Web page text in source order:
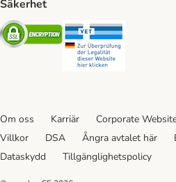
Säkerhet
Security
Om oss Karriär Corporate
Villkor
DSA Ångra avtalet här
Dataskydd
Tillgänglighetspolicy